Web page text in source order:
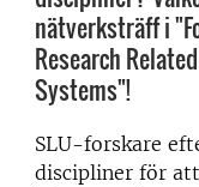
nätverksträff i
Research
Systems"!
SLU-forskare
discipliner för